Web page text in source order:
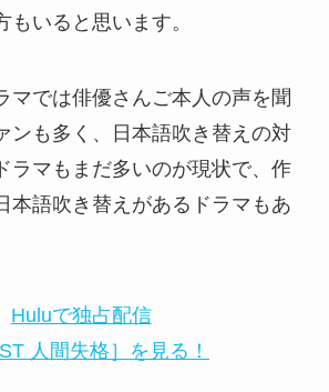
もいると思います。
マでは俳優さんご本人の声を聞
ンも多く、日本語吹き替えの対
ラマもまだ多いのが現状で、作
本語吹き替えがあるドラマもあ
Huluで独占配信
人間失格］を見る！